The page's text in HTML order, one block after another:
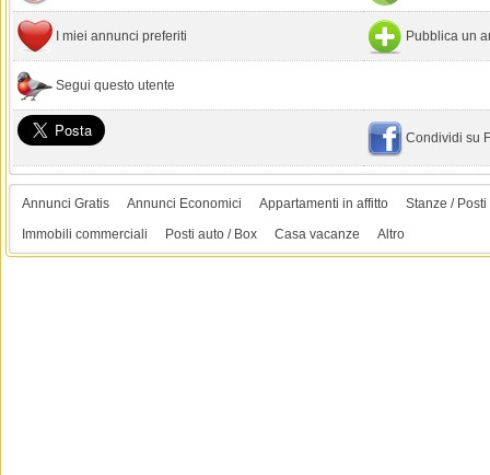
I miei annunci preferiti Pubblica un
Segui questo utente
Condividi su
Annunci Gratis Annunci Economici Appartamenti in affitto
Stanze / Posti
Immobili commerciali
Posti auto / Box Casa vacanze Altro